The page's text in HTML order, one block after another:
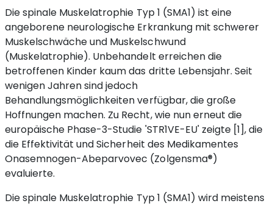
Die spinale Muskelatrophie Typ 1 (SMA1) ist eine
angeborene neurologische Erkrankung mit schwerer
Muskelschwäche und Muskelschwund
(Muskelatrophie). Unbehandelt erreichen die
betroffenen Kinder kaum das dritte Lebensjahr. Seit
wenigen Jahren sind jedoch
Behandlungsmöglichkeiten verfügbar, die große
Hoffnungen machen. Zu Recht, wie nun erneut die
europäische Phase-3-Studie 'STR1VE-EU' zeigte [1], die
die Effektivität und Sicherheit des Medikamentes
Onasemnogen-Abeparvovec (Zolgensma®)
evaluierte.
Die spinale Muskelatrophie Typ 1 (SMA1) wird meistens